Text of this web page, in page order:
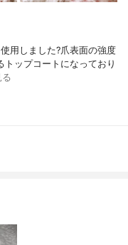
用しました?爪表面の強度
ップコートになっており